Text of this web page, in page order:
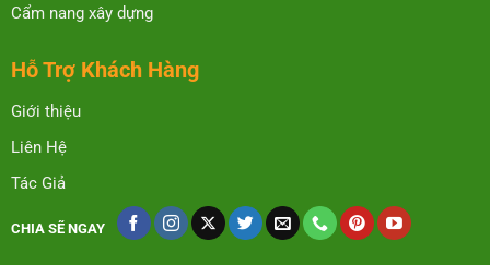
Cẩm nang xây dựng
Hỗ Trợ Khách Hàng
Giới thiệu
Liên Hệ
Tác Giả
CHIA SẼ NGAY